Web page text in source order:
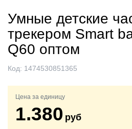
Умные детские
трекером Smart
Q60 оптом
Код: 1474530851365
Цена за единицу
1.380 руб